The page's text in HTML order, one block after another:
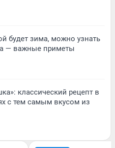
будет зима, можно узнать
— важные приметы
классический рецепт в
с тем самым вкусом из